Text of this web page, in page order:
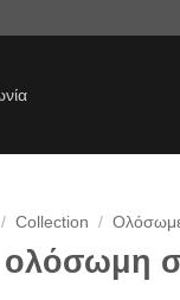
/ Collection /